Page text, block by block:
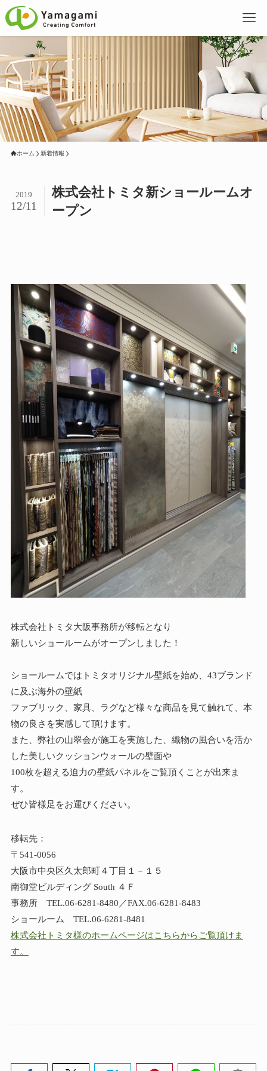
ホーム 新着情報
株式会社トミタ新ショールームオ
ープン
2019
12/11
株式会社トミタ大阪事務所が移転となり
新しいショールームがオープンしました！
ショールームではトミタオリジナル壁紙を始め、43ブランド
に及ぶ海外の壁紙
ファブリック、家具、ラグなど様々な商品を見て触れて、本
物の良さを実感して頂けます。
また、弊社の山翠会が施工を実施した、織物の風合いを活か
した美しいクッションウォールの壁面や
100枚を超える迫力の壁紙パネルをご覧頂くことが出来ま
す。
ぜひ皆様足をお運びください。
移転先：
〒541-0056
大阪市中央区久太郎町４丁目１－１５
南御堂ビルディング South ４Ｆ
事務所 TEL.06-6281-8480／FAX.06-6281-8483
ショールーム TEL.06-6281-8481
株式会社トミタ様のホームページはこちらからご覧頂けま
す。